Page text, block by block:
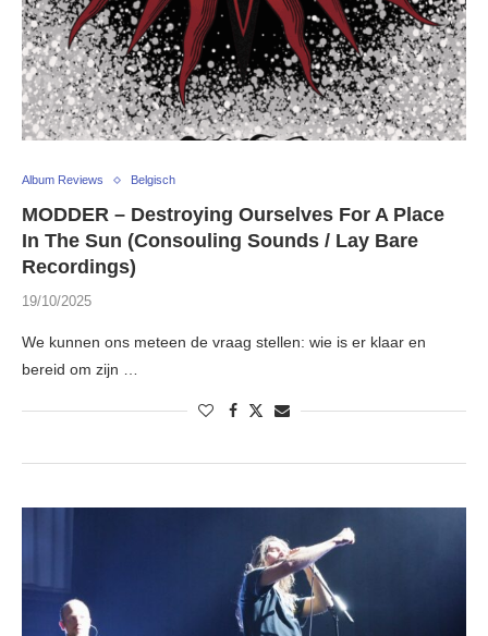
Album Reviews Belgisch
MODDER – Destroying Ourselves For A Place
In The Sun (Consouling Sounds / Lay Bare
Recordings)
19/10/2025
We kunnen ons meteen de vraag stellen: wie is er klaar en
bereid om zijn …